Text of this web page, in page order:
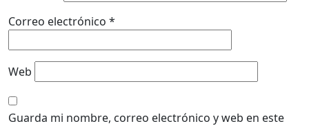
Correo electrónico *
Web
Guarda mi nombre, correo electrónico y web en este